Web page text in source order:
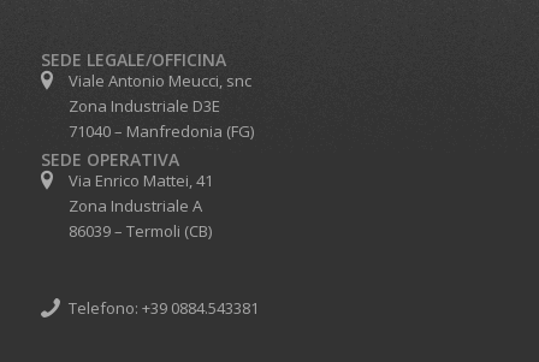
SEDE LEGALE/OFFICINA
Viale Antonio Meucci, snc
Zona Industriale D3E
71040 – Manfredonia (FG)
SEDE OPERATIVA
Via Enrico Mattei, 41
Zona Industriale A
86039 – Termoli (CB)
Telefono: +39 0884.543381